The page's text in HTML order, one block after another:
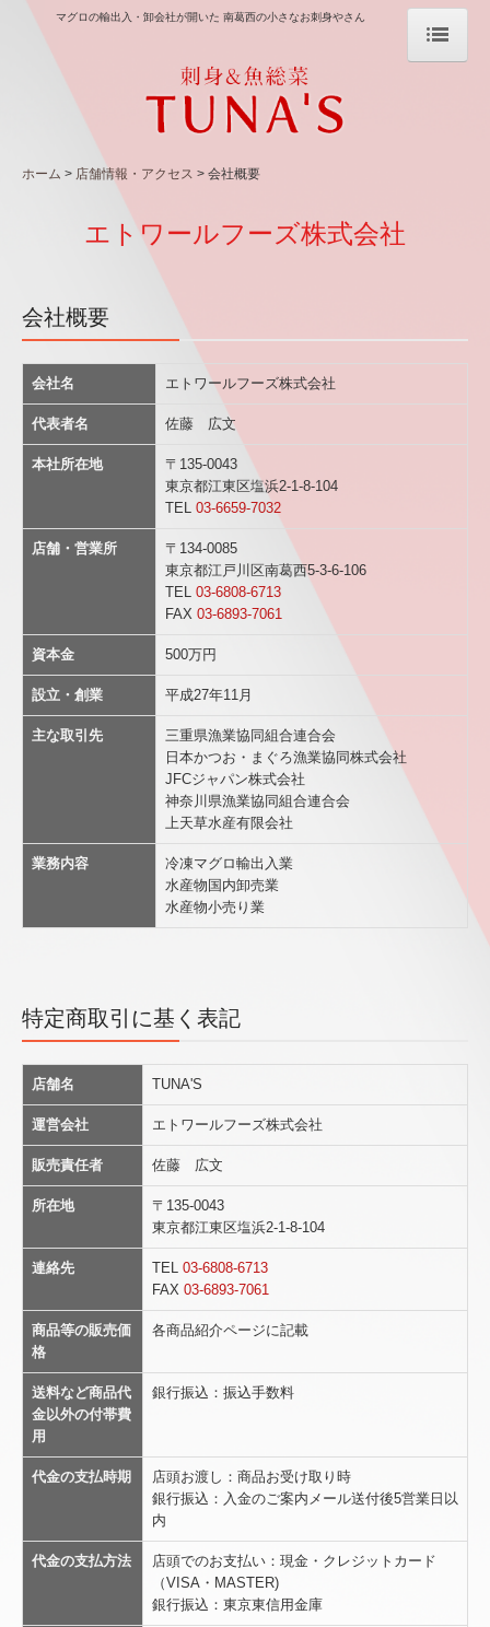
限定！日替わりお得商品
店舗情報・アクセス
会社概要
マグロの輸出入・卸会社が開いた 南葛西の小さなお刺身やさん
ホーム 店舗情報・アクセス 会社概要
エトワールフーズ株式会社
会社概要
会社名 エトワールフーズ株式会社
代表者名 佐藤 広文
本社所在地
〒135-0043
東京都江東区塩浜2-1-8-104
TEL 03-6659-7032
店舗・営業所
〒134-0085
東京都江戸川区南葛西5-3-6-106
TEL 03-6808-6713
FAX 03-6893-7061
資本金 500万円
設立・創業 平成27年11月
主な取引先
三重県漁業協同組合連合会
日本かつお・まぐろ漁業協同株式会社
JFCジャパン株式会社
神奈川県漁業協同組合連合会
上天草水産有限会社
業務内容
冷凍マグロ輸出入業
水産物国内卸売業
水産物小売り業
特定商取引に基く表記
店舗名 TUNA'S
運営会社 エトワールフーズ株式会社
販売責任者 佐藤 広文
所在地
〒135-0043
東京都江東区塩浜2-1-8-104
連絡先 TEL 03-6808-6713
FAX 03-6893-7061
商品等の販売価
格
各商品紹介ページに記載
送料など商品代
金以外の付帯費
用
銀行振込：振込手数料
代金の支払時期
店頭お渡し：商品お受け取り時
銀行振込：入金のご案内メール送付後5営業日以
内
代金の支払方法
店頭でのお支払い：現金・クレジットカード
（VISA・MASTER)
銀行振込：東京東信用金庫